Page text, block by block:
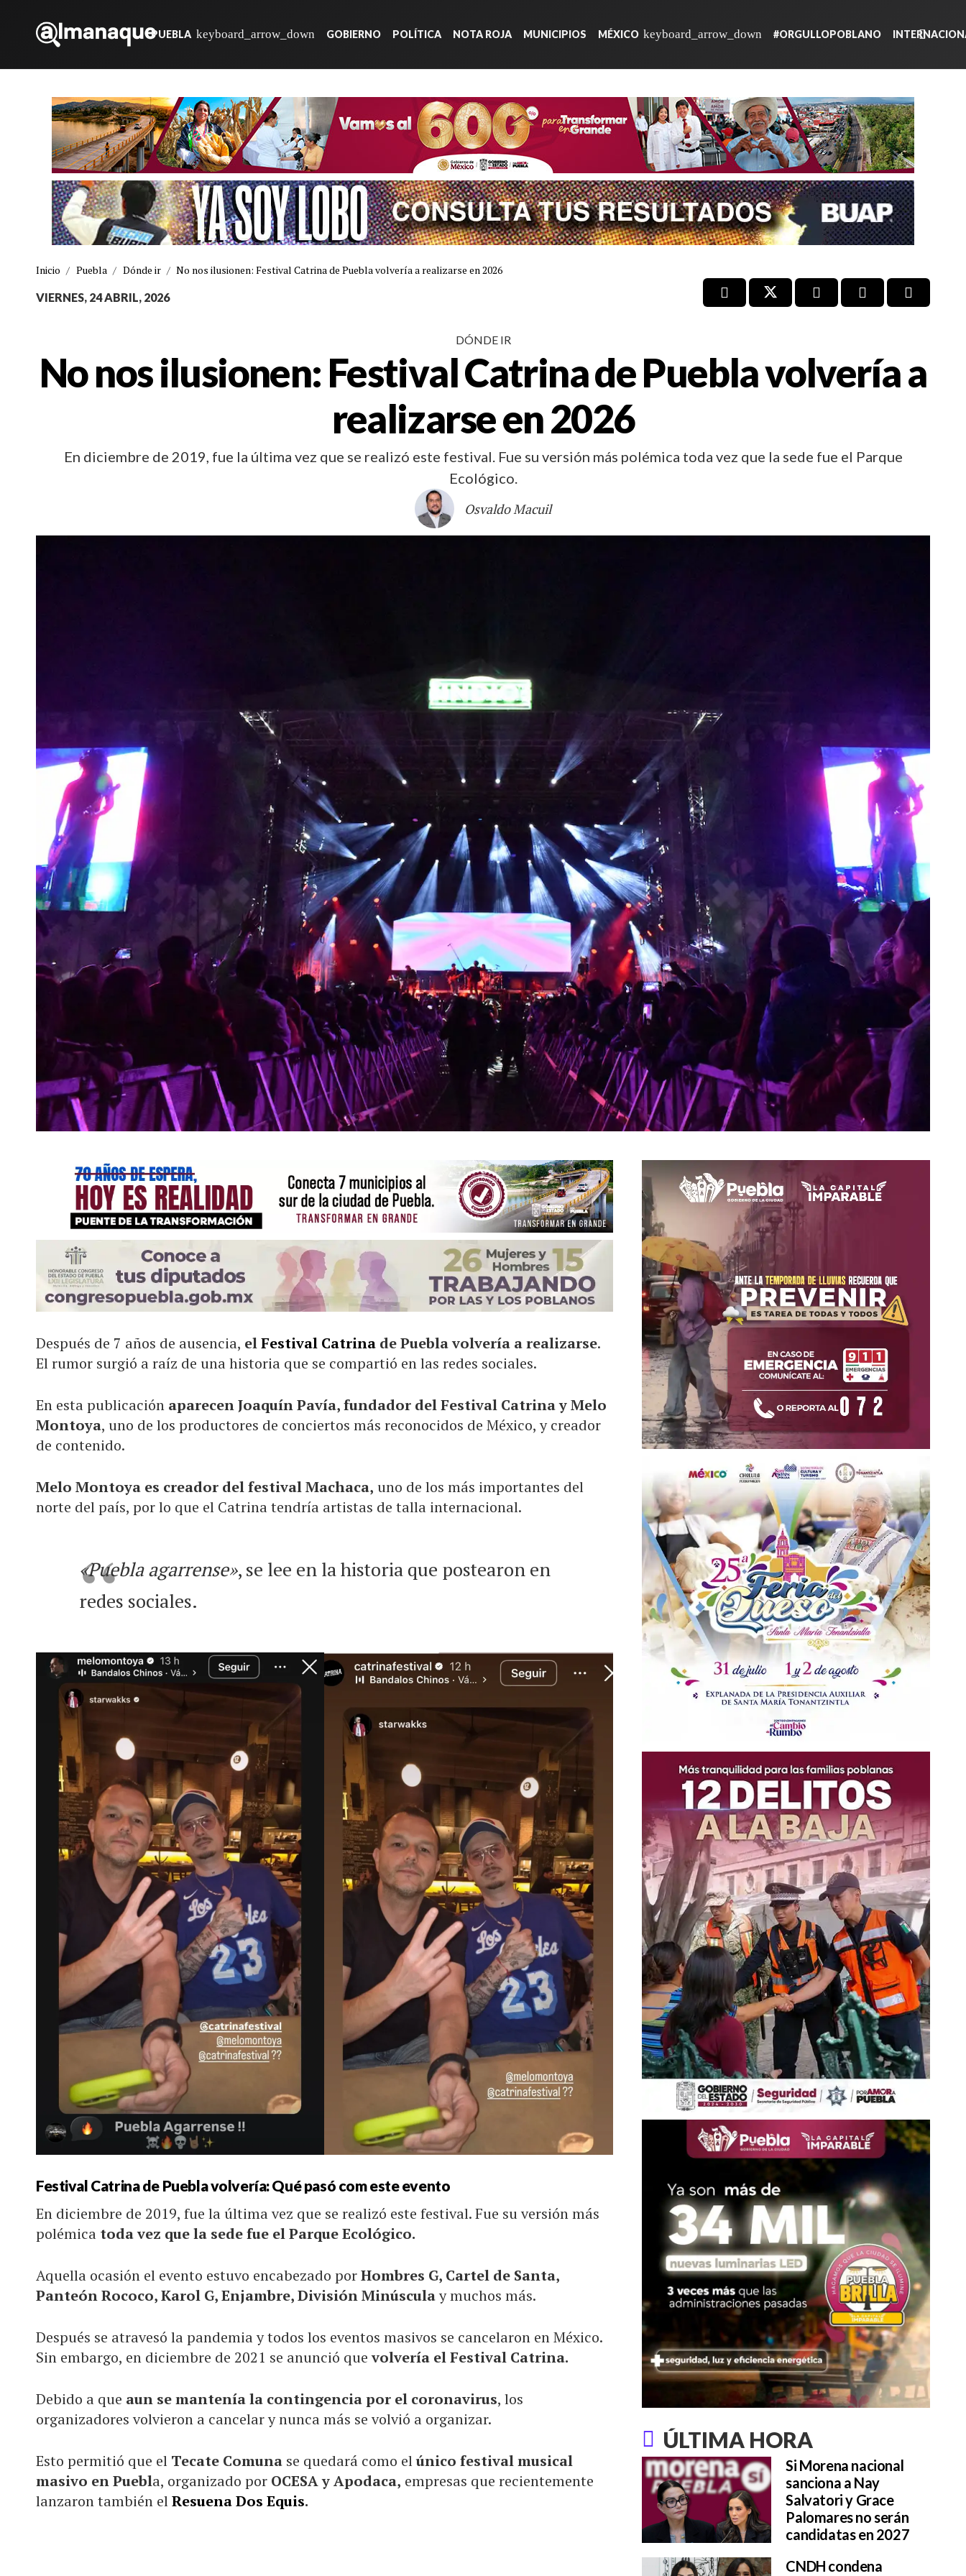
PUEBLA GOBIERNO POLÍTICA NOTA ROJA MUNICIPIOS MÉXICO #ORGULLOPOBLANO
Inicio / Puebla / Dónde ir / No nos ilusionen: Festival Catrina de Puebla volvería a realizarse en 2026
VIERNES, 24 ABRIL, 2026
DÓNDE IR
No nos ilusionen: Festival Catrina de Puebla volvería a
realizarse en 2026
En diciembre de 2019, fue la última vez que se realizó este festival. Fue su versión más polémica toda vez que la sede fue el Parque
Ecológico.
Osvaldo Macuil
Después de 7 años de ausencia, elFestival Catrina de Puebla volvería a realizarse.
El rumor surgió a raíz de una historia que se compartió en las redes sociales.
En esta publicación aparecen Joaquín Pavía, fundador del Festival Catrina y Melo
Montoya, uno de los productores de conciertos más reconocidos de México, y creador
de contenido.
Melo Montoya es creador del festival Machaca, uno de los más importantes del
norte del país, por lo que el Catrina tendría artistas de talla internacional.
«Puebla agarrense», se lee en la historia que postearon en
redes sociales.
Festival Catrina de Puebla volvería: Qué pasó com este evento
En diciembre de 2019, fue la última vez que se realizó este festival. Fue su versión más
polémica toda vez que la sede fue el Parque Ecológico.
Aquella ocasión el evento estuvo encabezado porHombres G, Cartel de Santa,
Panteón Rococo, Karol G, Enjambre, División Minúsculay muchos más.
Después se atravesó la pandemia y todos los eventos masivos se cancelaron en México.
Sin embargo, en diciembre de 2021 se anunció quevolvería el Festival Catrina.
Debido a que aun se mantenía la contingencia por el coronavirus, los
organizadores volvieron a cancelar y nunca más se volvió a organizar.
Esto permitió que el Tecate Comuna se quedará como elúnico festival musical
masivo en Puebla, organizado por OCESA y Apodaca, empresas que recientemente
lanzaron también elResuena Dos Equis.
ÚLTIMA HORA
Si Morena nacional
sanciona a Nay
Salvatori y Grace
Palomares no serán
candidatas en 2027
CNDH condena